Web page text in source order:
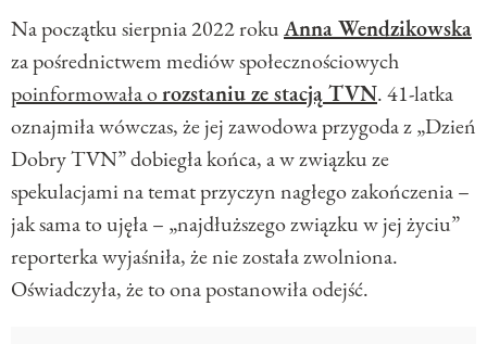
Na początku sierpnia 2022 rokuAnna Wendzikowska
za pośrednictwem mediów społecznościowych
poinformowała orozstaniu ze stacją TVN. 41-latka
oznajmiła wówczas, że jej zawodowa przygoda z „Dzień
Dobry TVN” dobiegła końca, a w związku ze
spekulacjami na temat przyczyn nagłego zakończenia –
jak sama to ujęła – „najdłuższego związku w jej życiu”
reporterka wyjaśniła, że nie została zwolniona.
Oświadczyła, że to ona postanowiła odejść.